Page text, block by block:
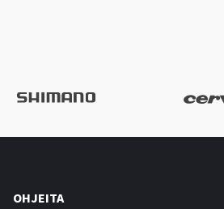
OHJEITA